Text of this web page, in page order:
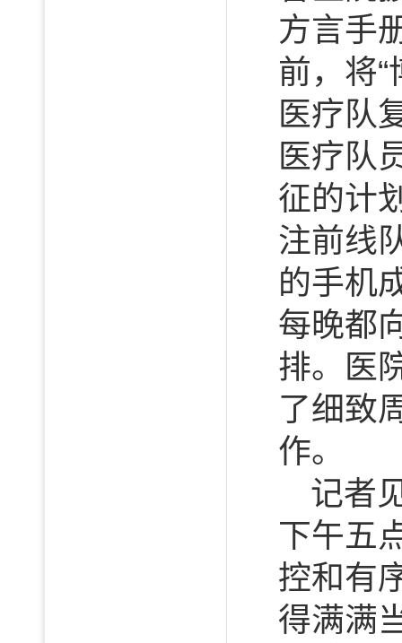
方言手
前，将
医疗队
医疗队
征的计
注前线
的手机
每晚都
排。医
了细致
作。
记者
下午五
控和有
得满满